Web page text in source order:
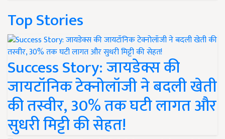
Top Stories
Success Story: जायडेक्स की
जायटॉनिक टेक्नोलॉजी ने बदली खेती
की तस्वीर, 30% तक घटी लागत और
सुधरी मिट्टी की सेहत!